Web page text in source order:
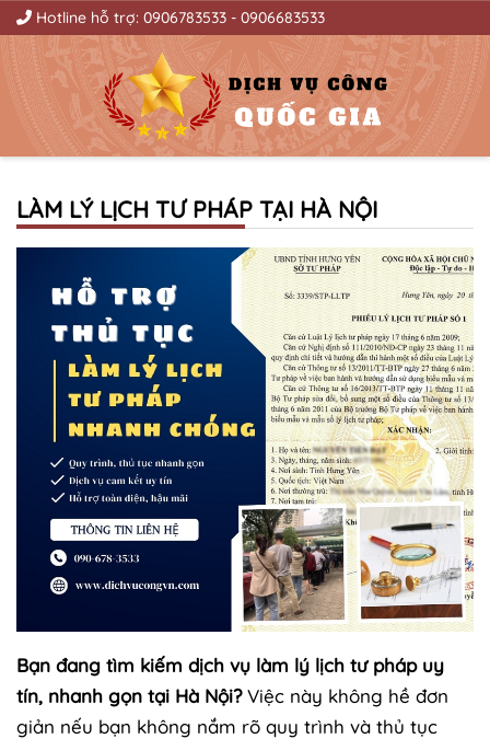
Hotline hỗ trợ: 0906783533 - 0906683533
LÀM LÝ LỊCH TƯ PHÁP TẠI HÀ NỘI
Bạn đang tìm kiếm dịch vụ làm lý lịch tư pháp uy
tín, nhanh gọn tại Hà Nội?Việc này không hề đơn
giản nếu bạn không nắm rõ quy trình và thủ tục